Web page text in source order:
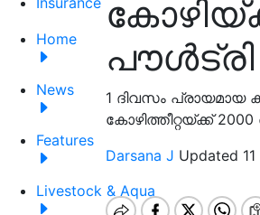
Home
News
Features
Livestock & Aqua
1 ദിവസം
കോഴിത്തീറ്റയ്ക്ക്
Darsana J Updated